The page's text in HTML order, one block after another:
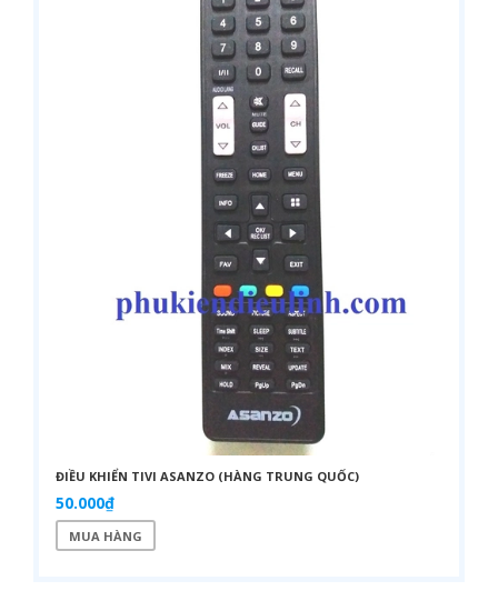
ĐIỀU KHIỂN TIVI ASANZO (HÀNG TRUNG QUỐC)
50.000₫
MUA HÀNG